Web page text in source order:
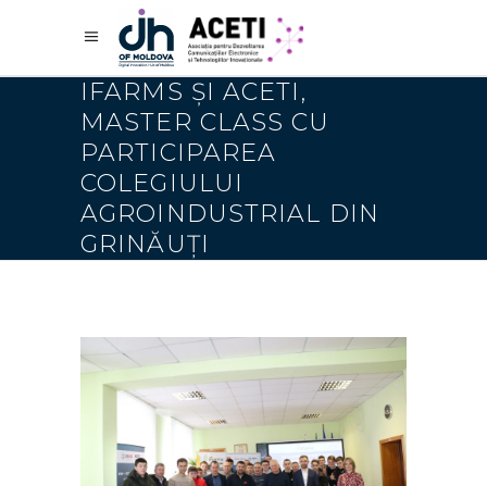
IFARMS ȘI ACETI,
MASTER CLASS CU
PARTICIPAREA
COLEGIULUI
AGROINDUSTRIAL DIN
GRINĂUȚI